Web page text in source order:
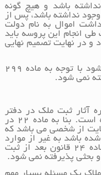
باشد و هیچ گونه
نداشته باشد، پس از
اموال به نام دولت
انجام این پروسه باید
و در نهایت تصمیم نهایی
چنانچه ملک به نام ورثه ثبت شود با توجه به ماده 299
نمی شود.
قانون درباره آثار ثبت ملک در دفتر
املاک اطلاعات لازمی واقع شده است. بنا به ماده 22 در
از شخصی می باشد که
باشد به غیر از موارد
خاص. بهتر است بدانید طبق ماده 24 قانون بعد از ثبت
بحثی پذیرفته نمی شود.